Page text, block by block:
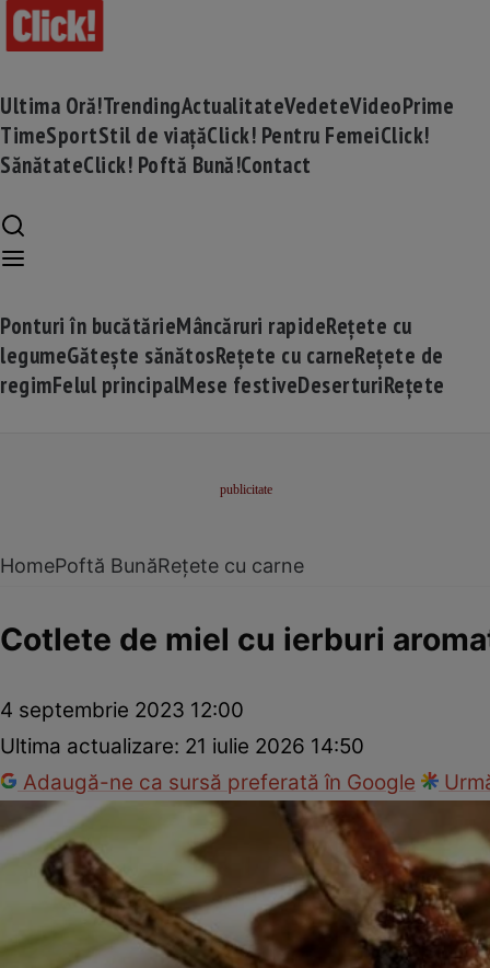
Ultima Oră!TrendingActualitateVedeteVideoPrime
TimeSportStil de viațăClick! Pentru FemeiClick!
SănătateClick! Poftă Bună!Contact
Ponturi în bucătărieMâncăruri rapideRețete cu
legumeGătește sănătosRețete cu carneRețete de
regimFelul principalMese festiveDeserturiRețete
HomePoftă BunăRețete cu carne
Cotlete de miel cu ierburi
4 septembrie 2023 12:00
Ultima actualizare: 21 iulie 2026 14:50
Adaugă-ne ca sursă preferată în Google